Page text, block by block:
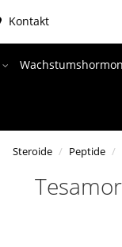
Kontakt
Steroide Peptide